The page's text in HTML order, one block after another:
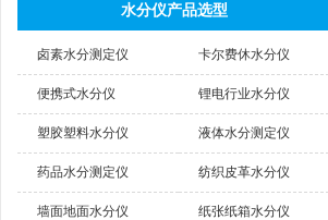
水分仪产品选型
卤素水分测定仪 卡尔费休水分仪
便携式水分仪 锂电行业水分仪
塑胶塑料水分仪 液体水分测定仪
药品水分测定仪 纺织皮革水分仪
墙面地面水分仪 纸张纸箱水分仪